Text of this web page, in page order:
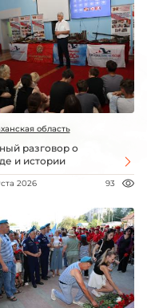
область
разговор о
и истории
2026 93